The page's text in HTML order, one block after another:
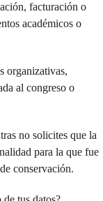
facturación o
académicos o
organizativas,
al congreso o
no solicites que la
para la que fue
conservación.